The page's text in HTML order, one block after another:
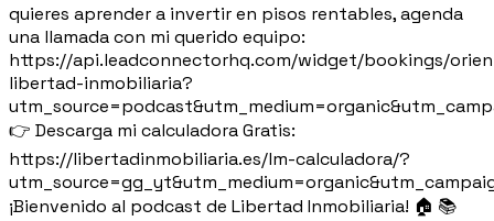
quieres aprender a invertir en pisos rentables, agenda
una llamada con mi querido equipo:
https://api.leadconnectorhq.com/widget/bookings/
libertad-inmobiliaria?
👉 Descarga mi calculadora Gratis:
https://libertadinmobiliaria.es/lm-calculadora/?
¡Bienvenido al podcast de Libertad Inmobiliaria! 🏠 📚